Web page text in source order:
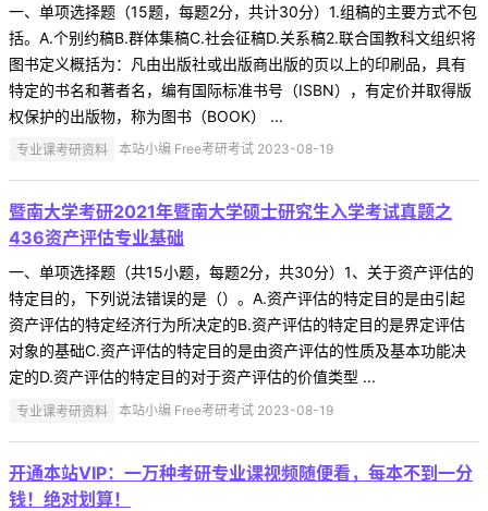
一、单项选择题（15题，每题2分，共计30分）1.组稿的主要方式不包
括。A.个别约稿B.群体集稿C.社会征稿D.关系稿2.联合国教科文组织将
图书定义概括为：凡由出版社或出版商出版的页以上的印刷品，具有
特定的书名和著者名，编有国际标准书号（ISBN），有定价并取得版
权保护的出版物，称为图书（BOOK） ...
专业课考研资料 本站小编 Free考研考试 2023-08-19
暨南大学考研2021年暨南大学硕士研究生入学考试真题之
436资产评估专业基础
一、单项选择题（共15小题，每题2分，共30分）1、关于资产评估的
特定目的，下列说法错误的是（）。A.资产评估的特定目的是由引起
资产评估的特定经济行为所决定的B.资产评估的特定目的是界定评估
对象的基础C.资产评估的特定目的是由资产评估的性质及基本功能决
定的D.资产评估的特定目的对于资产评估的价值类型 ...
专业课考研资料 本站小编 Free考研考试 2023-08-19
开通本站VIP：一万种考研专业课视频随便看，每本不到一分
钱！绝对划算！